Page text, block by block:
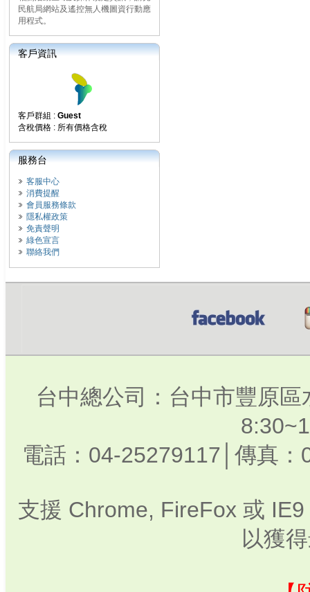
民航局網站及遙控無人機圖資行動應
用程式。
客戶資訊
客戶群組 : Guest
含稅價格 : 所有價格含稅
服務台
客服中心
消費提醒
會員服務條款
隱私權政策
免責聲明
綠色宣言
聯絡我們
台中總公司：台中市豐原
電話：04-25279117│傳真
支援 Chrome, FireFox 或
以獲